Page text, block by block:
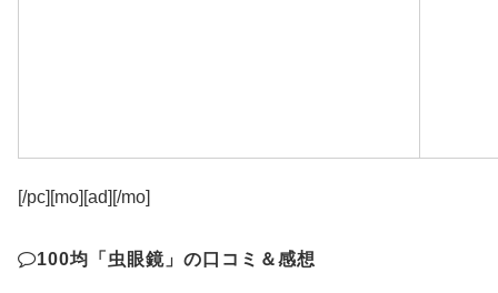
[/pc][mo][ad][/mo]
100均「虫眼鏡」の口コミ＆感想